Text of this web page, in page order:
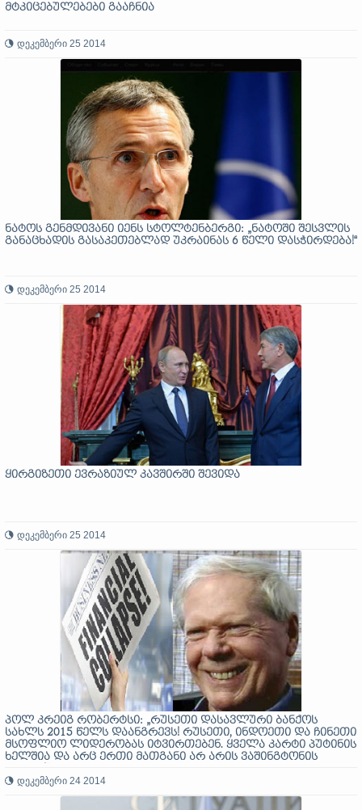
მტკიცებულებები გააჩნია
დეკემბერი 25 2014
ნატოს გენმდივანი იენს სტოლტენბერგი: „ნატოში შესვლის
განაცხადის გასაკეთებლად უკრაინას 6 წელი დასჭირდება!“
დეკემბერი 25 2014
ყირგიზეთი ევრაზიულ კავშირში შევიდა
დეკემბერი 25 2014
პოლ კრეიგ რობერტსი: „რუსეთი დასავლური ბანქოს
სახლს 2015 წელს დაანგრევს! რუსეთი, ინდოეთი და ჩინეთი
მსოფლიო ლიდერობას იტვირთებენ. ყველა კარტი პუტინის
ხელშია და არც ერთი მათგანი არ არის ვაშინგტონის
დეკემბერი 24 2014